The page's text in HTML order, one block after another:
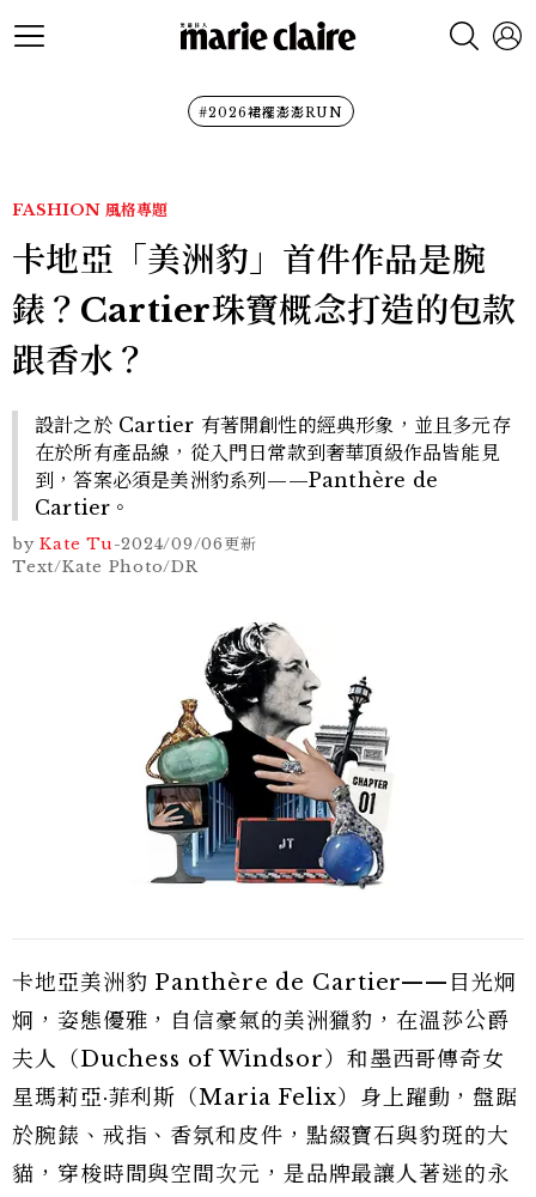
#2026裙襬澎澎RUN
FASHION 風格專題
卡地亞「美洲豹」首件作品是腕
錶？Cartier珠寶概念打造的包款
跟香水？
設計之於 Cartier 有著開創性的經典形象，並且多元存
在於所有產品線，從入門日常款到奢華頂級作品皆能見
到，答案必須是美洲豹系列——Panthère de
Cartier。
by Kate Tu-2024/09/06更新
Text/Kate Photo/DR
卡地亞美洲豹 Panthère de Cartier——目光炯
炯，姿態優雅，自信豪氣的美洲獵豹，在溫莎公爵
夫人（Duchess of Windsor）和墨西哥傳奇女
星瑪莉亞·菲利斯（Maria Felix）身上躍動，盤踞
於腕錶、戒指、香氛和皮件，點綴寶石與豹斑的大
貓，穿梭時間與空間次元，是品牌最讓人著迷的永